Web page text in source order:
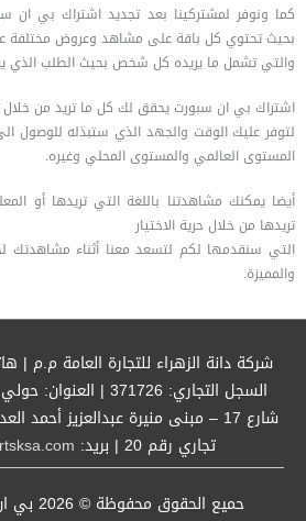
كما ونوفر لمشتركينا بعد تجديد اشتراك بي ان
بحيث تحتوي كل باقة على مشاهد وعروض مختلفة
والتي تشمل ما يريده كل شخص بحيث الطلب الذي
اشتراك بي ان سبورت يحقق لك كل ما تريد من
لتوفر عليك الوقت والجهد الذي ستبذله للوصول
المستوى العالمي والمستوى المحلي وغيره.
أيضا يمكنك مشاهدتنا باللغة التي تريدها أو
تريدها من خلال حرية الاختيار
التي سنقدمها لكم لتسعد معنا أثناء مشاهدتك
والمميزة.
شركة دانة الزهراء للتجارة العامة م.م |
تجاري رقم 20 | بريد:
حميع الحقوق محفوظة © 2026 بي